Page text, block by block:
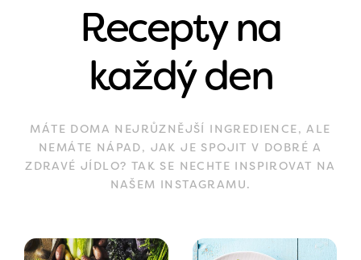
Recepty na
každý den
MÁTE DOMA NEJRŮZNĚJŠÍ INGREDIENCE, ALE
NEMÁTE NÁPAD, JAK JE SPOJIT V DOBRÉ A
ZDRAVÉ JÍDLO? TAK SE NECHTE INSPIROVAT NA
NAŠEM INSTAGRAMU.